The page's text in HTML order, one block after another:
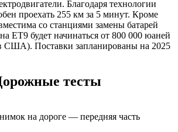
Благодаря технологии
проехать 255 км за 5 минут. Кроме
со станциями замены батарей
ET9 будет начинаться от 800 000 юаней
США). Поставки запланированы на 2025
тесты
на дороге — передняя часть